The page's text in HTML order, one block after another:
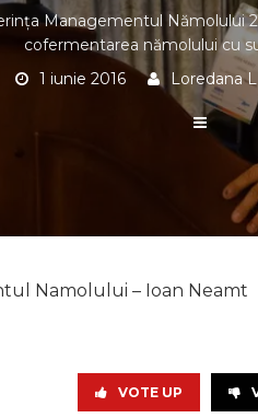
Managementul Nămolului
cofermentarea nămolului cu
1 iunie 2016
Loredana
Namolului – Ioan Neamt
VOTE UP